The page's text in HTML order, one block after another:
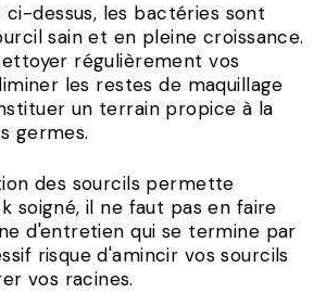
ci-dessus, les bactéries sont
sain et en pleine croissance.
régulièrement vos
les restes de maquillage
un terrain propice à la
germes.
des sourcils permette
soigné, il ne faut pas en faire
d'entretien qui se termine par
risque d'amincir vos sourcils
vos racines.